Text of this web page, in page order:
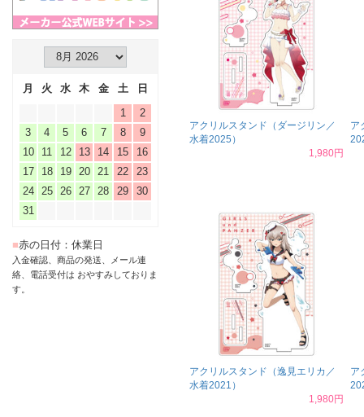
アクリルスタンド（ダージリン／
水着2025）
1,980円
ア
アクリルスタンド（逸見エリカ／
水着2021）
1,980円
ア
月 火 水 木 金 土
日
1
2
3
4 5 6 7 8
9
10
11 12 13 14 15
16
17
18 19 20 21 22
23
24
25 26 27 28 29
30
31
■赤の日付：休業日
入金確認、商品の発送、メール連
絡、電話受付は おやすみしておりま
す。